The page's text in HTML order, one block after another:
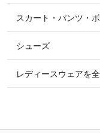
シャツ・ブラウス
ベルト
リング
ピアス・イヤリング
スカート・パンツ・
シューズ
レディースウェアを